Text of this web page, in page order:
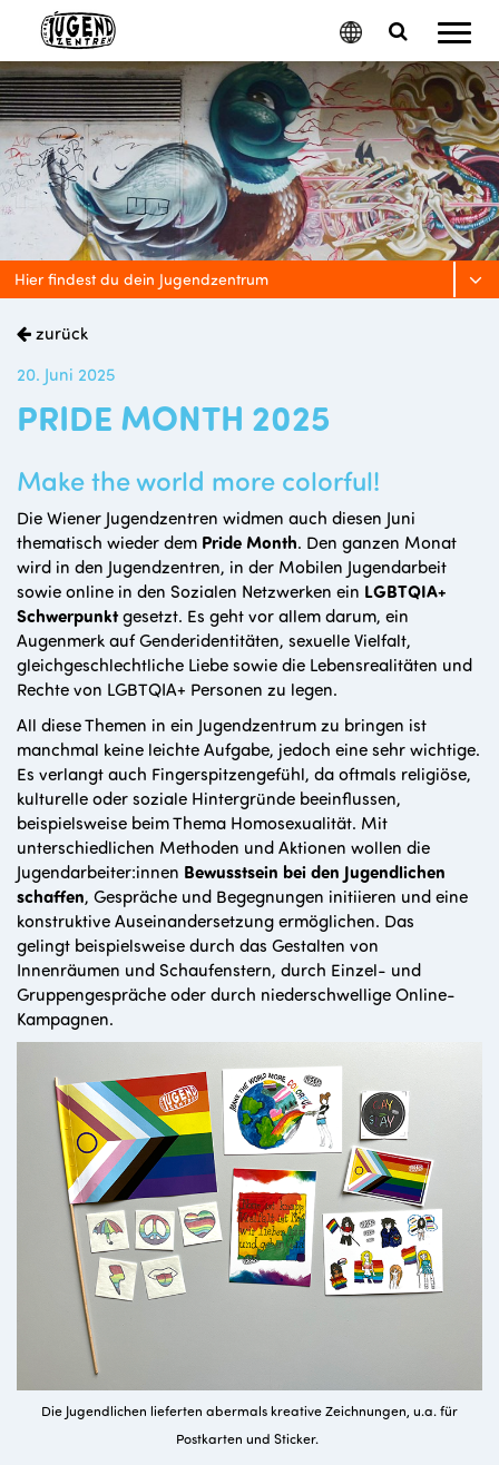
Menu
Toggle
Search
Google
Translate
Hier findest du dein Jugendzentrum
zurück
20. Juni 2025
PRIDE MONTH 2025
Make the world more colorful!
Die Wiener Jugendzentren widmen auch diesen Juni
thematisch wieder dem Pride Month. Den ganzen Monat
wird in den Jugendzentren, in der Mobilen Jugendarbeit
sowie online in den Sozialen Netzwerken ein LGBTQIA+
Schwerpunktgesetzt. Es geht vor allem darum, ein
Augenmerk auf Genderidentitäten, sexuelle Vielfalt,
gleichgeschlechtliche Liebe sowie die Lebensrealitäten und
Rechte von LGBTQIA+ Personen zu legen.
All diese Themen in ein Jugendzentrum zu bringen ist
manchmal keine leichte Aufgabe, jedoch eine sehr wichtige.
Es verlangt auch Fingerspitzengefühl, da oftmals religiöse,
kulturelle oder soziale Hintergründe beeinflussen,
beispielsweise beim Thema Homosexualität. Mit
unterschiedlichen Methoden und Aktionen wollen die
Jugendarbeiter:innen Bewusstsein bei den Jugendlichen
schaffen, Gespräche und Begegnungen initiieren und eine
konstruktive Auseinandersetzung ermöglichen. Das
gelingt beispielsweise durch das Gestalten von
Innenräumen und Schaufenstern, durch Einzel- und
Gruppengespräche oder durch niederschwellige Online-
Kampagnen.
Die Jugendlichen lieferten abermals kreative Zeichnungen, u.a. für
Postkarten und Sticker.